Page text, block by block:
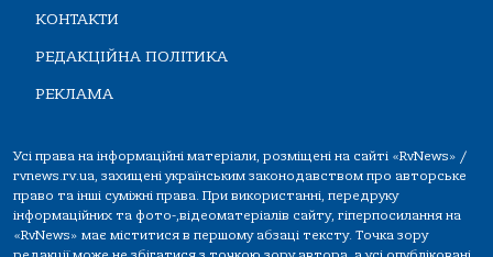
КОНТАКТИ
РЕДАКЦІЙНА ПОЛІТИКА
РЕКЛАМА
Усі права на інформаційні матеріали, розміщені на сайті «RvNews» /
rvnews.rv.ua, захищені українським законодавством про авторське
право та інші суміжні права. При використанні, передруку
інформаційних та фото-,відеоматеріалів сайту, гіперпосилання на
«RvNews» має міститися в першому абзаці тексту. Точка зору